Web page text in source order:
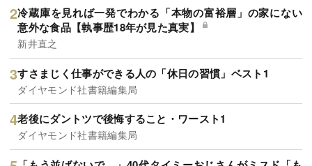
冷蔵庫を見れば一発でわかる「本物の富裕層」の家にない
意外な食品【執事歴18年が見た真実】
新井直之
すさまじく仕事ができる人の「休日の習慣」ベスト1
ダイヤモンド社書籍編集局
老後にダントツで後悔すること・ワースト1
ダイヤモンド社書籍編集局